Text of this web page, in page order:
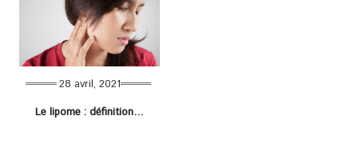
28 avril, 2021
Le lipome : définition, causes, symptomes et solutions